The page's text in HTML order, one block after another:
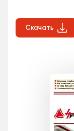
Скачать